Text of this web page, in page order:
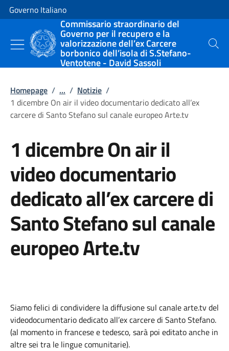
Vai al contenuto
Vai alla navigazione del sito
Governo Italiano
Commissario straordinario del
Governo per il recupero e la
valorizzazione dell’ex Carcere
borbonico dell’isola di S.Stefano-
Ventotene - David Sassoli
Cerca
Homepage / ... / Notizie /
1 dicembre On air il video documentario dedicato all’ex
carcere di Santo Stefano sul canale europeo Arte.tv
1 dicembre On air il
video documentario
dedicato all’ex carcere di
Santo Stefano sul canale
europeo Arte.tv
Siamo felici di condividere la diffusione sul canale arte.tv del
videodocumentario dedicato all’ex carcere di Santo Stefano.
(al momento in francese e tedesco, sarà poi editato anche in
altre sei tra le lingue comunitarie).